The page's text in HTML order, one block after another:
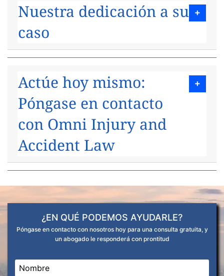
Nuestra dedicación a su
caso
Actúe hoy mismo:
Póngase en contacto
con Omni Injury and
Accident Law
¿EN QUÉ PODEMOS AYUDARLE?
Póngase en contacto con nosotros hoy para una consulta gratuita, y
un abogado le responderá con prontitud
Nombre